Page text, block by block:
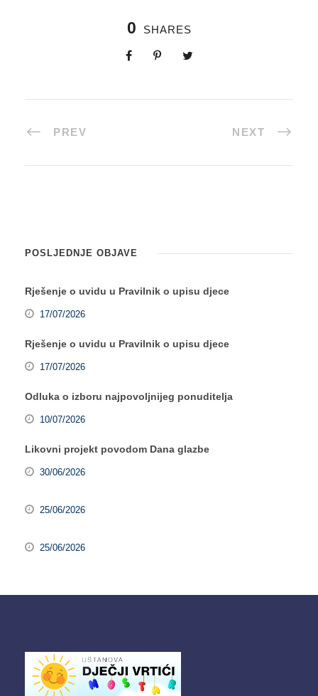
0 SHARES
PREV NEXT
POSLJEDNJE OBJAVE
Rješenje o uvidu u Pravilnik o upisu djece
17/07/2026
Rješenje o uvidu u Pravilnik o upisu djece
17/07/2026
Odluka o izboru najpovoljnijeg ponuditelja
10/07/2026
Likovni projekt povodom Dana glazbe
30/06/2026
25/06/2026
25/06/2026